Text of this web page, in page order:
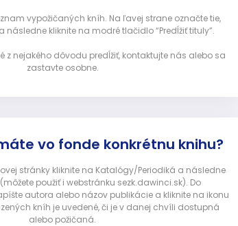
vypožičaných kníh. Na ľavej strane označte tie,
následne kliknite na modré tlačidlo “Predĺžiť tituly”.
z nejakého dôvodu predĺžiť, kontaktujte nás alebo sa
zastavte osobne.
vo fonde konkrétnu knihu?
stránky kliknite na Katalógy/Periodiká a následne
použiť i webstránku sezk.dawinci.sk). Do
autora alebo názov publikácie a kliknite na ikonu
kníh je uvedené, či je v danej chvíli dostupná
alebo požičaná.